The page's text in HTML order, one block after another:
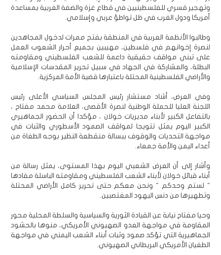
وتهجير قسري للفلسطينيين في قطاع غزة والضفة الغربية بمساعدة
أمريكا ودول الغرب في ظل تواطؤ عربي وإسلامي.
وطالبوا الأنظمة العربية في المنطقة بفتح ممرات لدخول المجاهدين
لنصرة إخوانهم في فلسطين، مهيبين بجميع أحرار الشعوب العمل
على تبني مواقف حقيقية داعمة للشعب الفلسطيني ومقاومته
البطلة، والمشاركة في الجهاد في سبيل تحرير المقدسات الإسلامية
والأراضي الفلسطينية المحتلة باعتبارها قضية الأمة المركزية.
وفي العرض، أشاد مستشار رئيس المجلس السياسي الأعلى رئيس
اللجنة العليا للحملة الوطنية لنصرة الأقصى، العلامة محمد مفتاح ،
بالتفاعل الكبير لأبناء مديريات خولان ، مؤكدا أن الحضور الجماهيري
الكبير اليوم يمثل تتويجا لمواقف الصمود الأسطوري والثبات في
مواجهة التحديات والوقوف ببسالة منقطعة النظير بوجه الطغاة من
أعداء اليمن والأمة جمعاء.
وأشار إلى أن العرض الشعبي اليوم بهذا المستوى، يمثل رسالة من
أبناء قبائل خولان لأبناء الشعب الفلسطيني ومقاومته الباسلة مفادها
" لستم وحدكم " ونحن معكم حتى تحرير كامل الأراضي المحتلة
وتطهيرها من دنس اليهود المغتصبين.
وحيا مفتاح نيابة عن القيادة الثورية والسياسية والسلطة المحلية محور
المقاومة في مواجهة العدو الصهيوني الأمريكي، منوها بالحشود
الجماهيرية التي تؤكد صمود وثبات أبناء الشعب اليمني في مواجهة
الطغيان الأمريكي البريطاني الصهيوني.